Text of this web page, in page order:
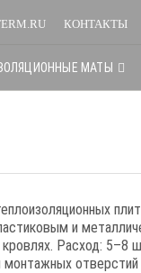
КОНТАКТЫ
МАТЫ
и
Расход: